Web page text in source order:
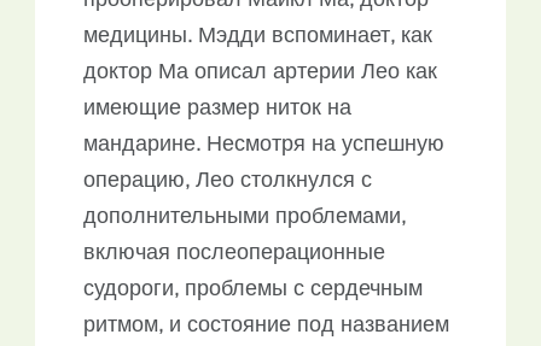
медицины. Мэдди вспоминает, как
доктор Ма описал артерии Лео как
имеющие размер ниток на
мандарине. Несмотря на успешную
операцию, Лео столкнулся с
дополнительными проблемами,
включая послеоперационные
судороги, проблемы с сердечным
ритмом, и состояние под названием